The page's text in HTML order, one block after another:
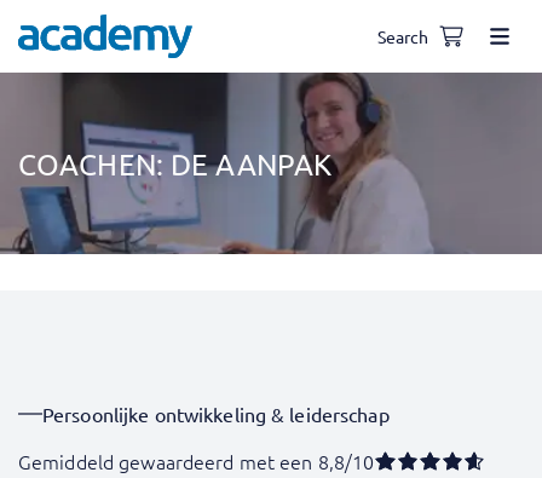
Search
COACHEN: DE AANPAK
Persoonlijke ontwikkeling & leiderschap
Gemiddeld gewaardeerd met een 8,8/10